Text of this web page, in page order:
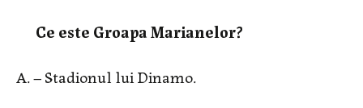
Ce este Groapa Marianelor?
A. – Stadionul lui Dinamo.